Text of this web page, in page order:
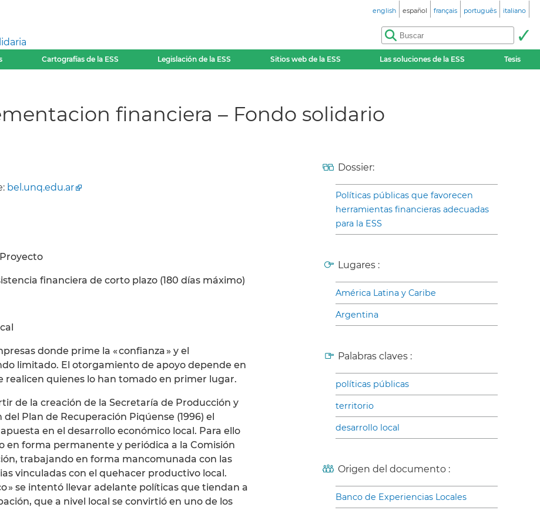
english español français português italiano
Cartografías de la ESS Legislación de la ESS Sitios web de la ESS Las soluciones de la ESS Tesis
financiera – Fondo solidario
bel.unq.edu.ar
financiera de corto plazo (180 días máximo)
donde prime la « confianza » y el
limitado. El otorgamiento de apoyo depende en
realicen quienes lo han tomado en primer lugar.
de la creación de la Secretaría de Producción y
Plan de Recuperación Piqúense (1996) el
en el desarrollo económico local. Para ello
en forma permanente y periódica a la Comisión
trabajando en forma mancomunada con las
vinculadas con el quehacer productivo local.
» se intentó llevar adelante políticas que tiendan a
que a nivel local se convirtió en uno de los
Dossier:
Políticas públicas que favorecen
herramientas financieras adecuadas
para la ESS
Lugares :
América Latina y Caribe
Argentina
Palabras claves :
políticas públicas
territorio
desarrollo local
Origen del documento :
Banco de Experiencias Locales